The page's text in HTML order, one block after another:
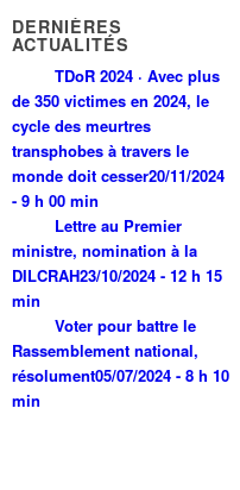
DERNIÈRES
ACTUALITÉS
TDoR 2024 · Avec plus
de 350 victimes en 2024, le
cycle des meurtres
transphobes à travers le
monde doit cesser20/11/2024
- 9 h 00 min
Lettre au Premier
ministre, nomination à la
DILCRAH23/10/2024 - 12 h 15
min
Voter pour battre le
Rassemblement national,
résolument05/07/2024 - 8 h 10
min